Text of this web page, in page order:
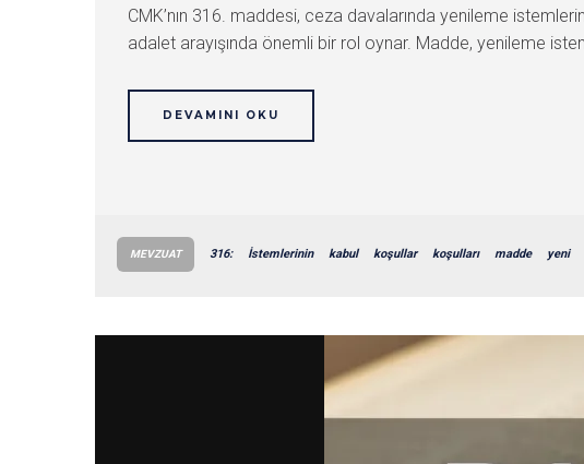
CMK’nın 316. maddesi, ceza davalarında yenileme
adalet arayışında önemli bir rol oynar. Madde, yenileme
DEVAMINI OKU
MEVZUAT 316: İstemlerinin kabul koşullar koşulları madde yeni